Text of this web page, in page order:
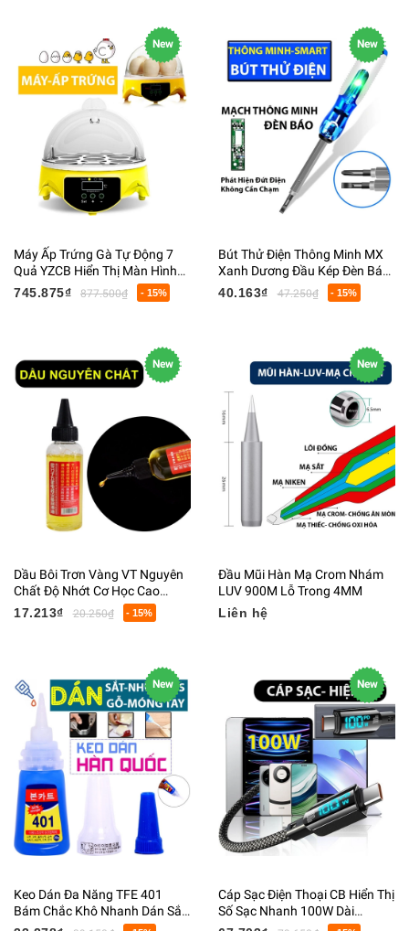
New
Máy Ấp Trứng Gà Tự Động 7
Quả YZCB Hiển Thị Màn Hình
Led 18x18x17CM 400G
745.875₫ 877.500₫ - 15%
New
Bút Thử Điện Thông Minh MX
Xanh Dương Đầu Kép Đèn Báo
Đo Điện 220VCC Kích Thước
40.163₫ 47.250₫ - 15%
New
Dầu Bôi Trơn Vàng VT Nguyên
Chất Độ Nhớt Cơ Học Cao
30ML
17.213₫ 20.250₫ - 15%
New
Đầu Mũi Hàn Mạ Crom Nhám
LUV 900M Lỗ Trong 4MM
Liên hệ
New
Keo Dán Đa Năng TFE 401
Bám Chắc Khô Nhanh Dán Sắt
Nhựa Gỗ Đá
New
Cáp Sạc Điện Thoại CB Hiển Thị
Số Sạc Nhanh 100W Dài
120Cm